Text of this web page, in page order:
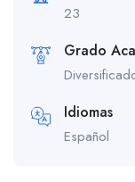
23
Grado
Idiomas
Español